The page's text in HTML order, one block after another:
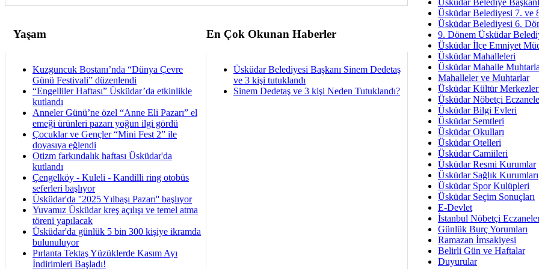
Yaşam En Çok Okunan Haberler
Kuzguncuk Bostanı’nda “Dünya Çevre
Günü Festivali” düzenlendi
“Engelliler Haftası” Üsküdar’da etkinlikle
kutlandı
Anneler Günü’ne özel “Anne Eli Pazarı” el
emeği ürünleri pazarı yoğun ilgi gördü
Çocuklar ve Gençler “Mini Fest 2” ile
doyasıya eğlendi
Otizm farkındalık haftası Üsküdar'da
kutlandı
Çengelköy - Kuleli - Kandilli ring otobüs
seferleri başlıyor
Üsküdar'da ''2025 Yılbaşı Pazarı'' başlıyor
Yuvamız Üsküdar kreş açılışı ve temel atma
töreni yapılacak
Üsküdar'da günlük 5 bin 300 kişiye ikramda
bulunuluyor
Pırlanta Tektaş Yüzüklerde Kasım Ayı
İndirimleri Başladı!
Üsküdar Belediyesi Başkanı Sinem Dedetaş
ve 3 kişi tutuklandı
Sinem Dedetaş ve 3 kişi Neden Tutuklandı?
İmar Sorunlarının Genel
Arakan
Bayramın
Ruhsal
Üsküdar
Üsküdar Belediye
Üsküdar Belediyesi 7. ve
Üsküdar Belediyesi 6.
9. Dönem Üsküdar
Üsküdar İlçe Emniyet
Üsküdar Mahalleleri
Üsküdar Mahalle
Mahalleler ve Muhtarlar
Üsküdar Kültür
Üsküdar Nöbetçi
Üsküdar Bilgi Evleri
Üsküdar Semtleri
Üsküdar Okulları
Üsküdar Otelleri
Üsküdar Camiileri
Üsküdar Resmi Kurumlar
Üsküdar Sağlık Kurumları
Üsküdar Spor Kulüpleri
Üsküdar Seçim Sonuçları
E-Devlet
İstanbul Nöbetçi
Günlük Burç Yorumları
Ramazan İmsakiyesi
Belirli Gün ve Haftalar
Duyurular